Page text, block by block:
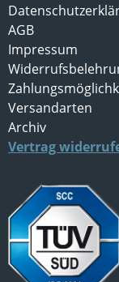
AGB
Impressum
Versandarten
Archiv
Vertrag